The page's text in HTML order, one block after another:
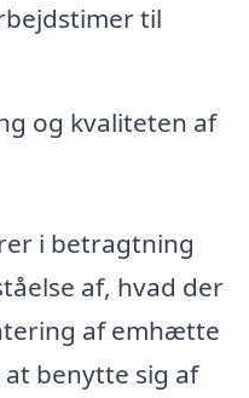
til
og kvaliteten af
i betragtning
af, hvad der
af emhætte
benytte sig af